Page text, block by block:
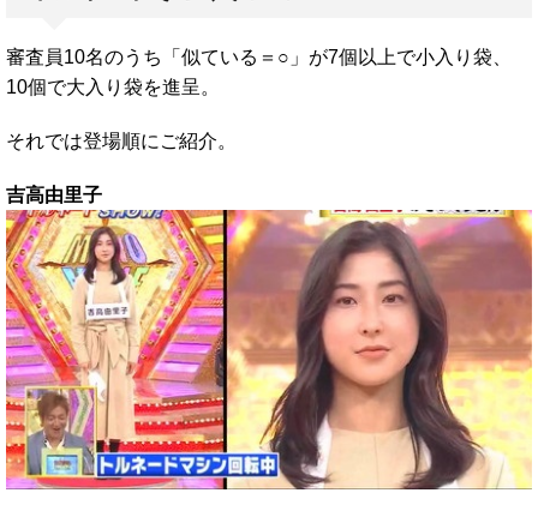
審査員10名のうち「似ている＝○」が7個以上で小入り袋、
10個で大入り袋を進呈。
それでは登場順にご紹介。
吉高由里子